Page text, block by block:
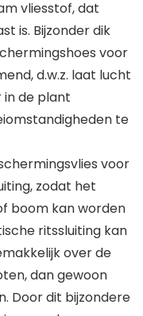
vliesstof, dat
is. Bijzonder dik
voor
d.w.z. laat lucht
in de plant
te
voor
zodat het
boom kan worden
ritssluiting kan
over de
dan gewoon
Door dit bijzondere